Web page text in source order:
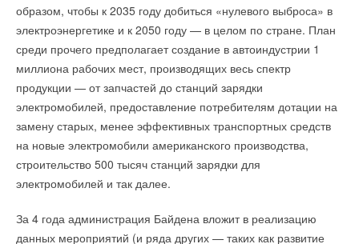
образом, чтобы к 2035 году добиться «нулевого выброса» в
электроэнергетике и к 2050 году — в целом по стране. План
среди прочего предполагает создание в автоиндустрии 1
миллиона рабочих мест, производящих весь спектр
продукции — от запчастей до станций зарядки
электромобилей, предоставление потребителям дотации на
замену старых, менее эффективных транспортных средств
на новые электромобили американского производства,
строительство 500 тысяч станций зарядки для
электромобилей и так далее.
За 4 года администрация Байдена вложит в реализацию
данных мероприятий (и ряда других — таких как развитие